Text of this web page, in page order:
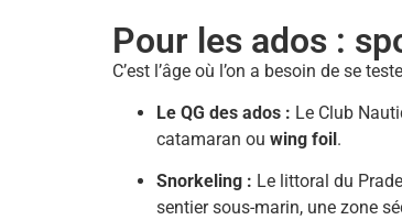
Pour les ados :
C’est l’âge où l’on a besoin de se
Le QG des ados : Le Club
catamaran ou wing foil.
Snorkeling : Le littoral du
sentier sous-marin, une zone